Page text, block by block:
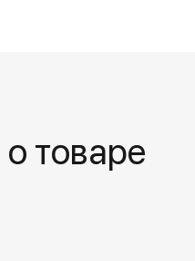
товаре